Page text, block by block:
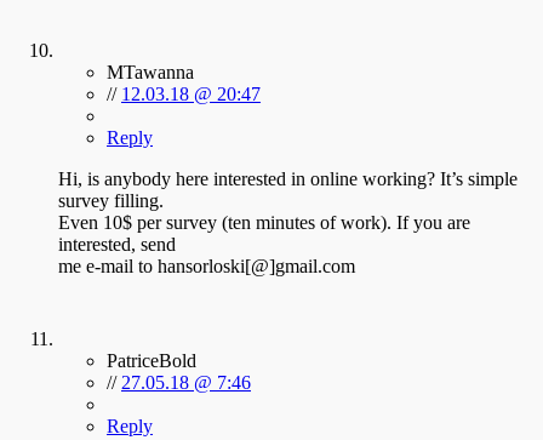
MTawanna
// 12.03.18 @ 20:47
Reply
Hi, is anybody here interested in online working? It’s simple
survey filling.
Even 10$ per survey (ten minutes of work). If you are
interested, send
me e-mail to hansorloski[@]gmail.com
PatriceBold
// 27.05.18 @ 7:46
Reply